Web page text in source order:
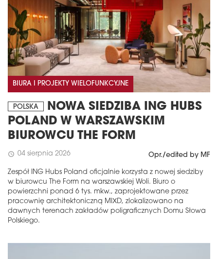
BIURA I PROJEKTY WIELOFUNKCYJNE
POLSKA
NOWA SIEDZIBA ING HUBS
POLAND W WARSZAWSKIM
BIUROWCU THE FORM
schedule 04 sierpnia 2026 Opr./edited by MF
Zespół ING Hubs Poland oficjalnie korzysta z nowej siedziby
w biurowcu The Form na warszawskiej Woli. Biuro o
powierzchni ponad 6 tys. mkw., zaprojektowane przez
pracownię architektoniczną MIXD, zlokalizowano na
dawnych terenach zakładów poligraficznych Domu Słowa
Polskiego.